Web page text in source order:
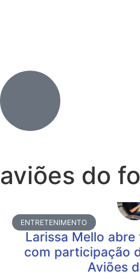
aviões do
ENTRETENIMENTO
Larissa Mello
com participação
Aviões